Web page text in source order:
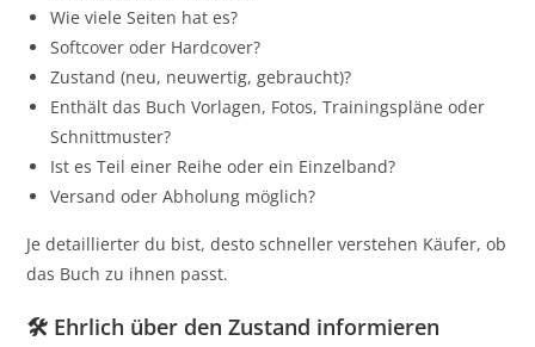
Wie viele Seiten hat es?
Softcover oder Hardcover?
Zustand (neu, neuwertig, gebraucht)?
Enthält das Buch Vorlagen, Fotos, Trainingspläne oder
Schnittmuster?
Ist es Teil einer Reihe oder ein Einzelband?
Versand oder Abholung möglich?
Je detaillierter du bist, desto schneller verstehen Käufer, ob
das Buch zu ihnen passt.
🛠️ Ehrlich über den Zustand informieren